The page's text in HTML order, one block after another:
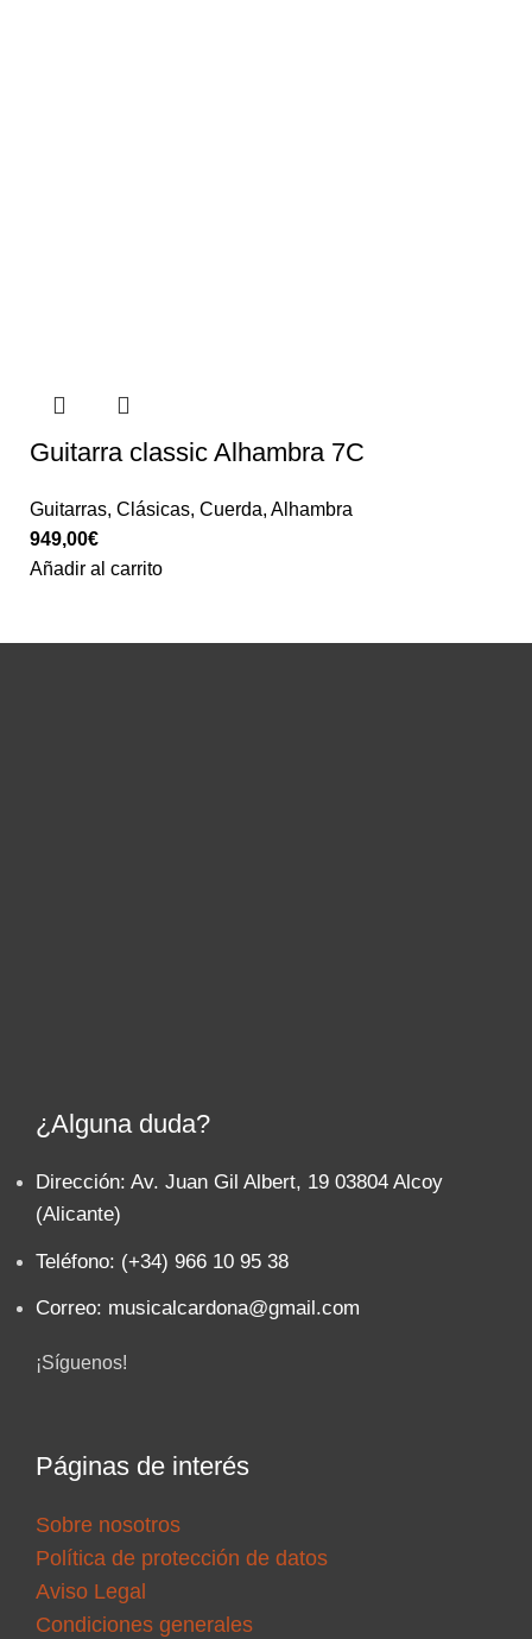
Guitarra classic Alhambra 7C
Guitarras,Clásicas,Cuerda,Alhambra
949,00€
Añadir al carrito
¿Alguna duda?
Dirección: Av. Juan Gil Albert, 19 03804 Alcoy
(Alicante)
Teléfono: (+34) 966 10 95 38
Correo: musicalcardona@gmail.com
¡Síguenos!
Páginas de interés
Sobre nosotros
Política de protección de datos
Aviso Legal
Condiciones generales